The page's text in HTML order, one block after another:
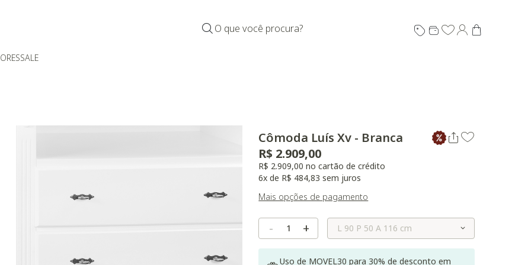
O que você procura?
SALE
Cômoda Luís Xv - Branca
R$ 2.909,00
R$ 2.909,00 no cartão de crédito
6x de R$ 484,83 sem juros
Mais opções de pagamento
- + Selecione o Tamanho
Uso de MOVEL30 para 30% de desconto em